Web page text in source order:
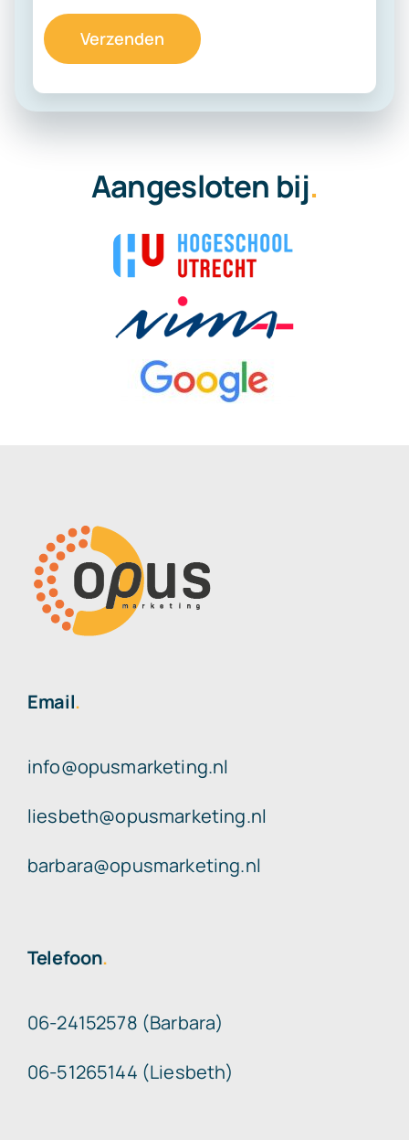
Aangesloten bij.
Email.
info@opusmarketing.nl
liesbeth@opusmarketing.nl
barbara@opusmarketing.nl
Telefoon.
06-24152578 (Barbara)
06-51265144 (Liesbeth)